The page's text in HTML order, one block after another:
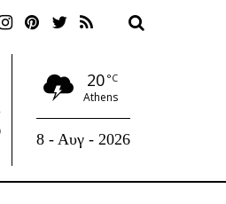
20 °C
Athens
8 - Αυγ - 2026